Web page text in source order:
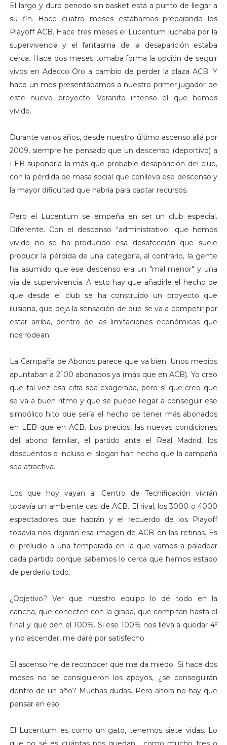
El largo y duro periodo sin basket está a punto de llegar a
su fin. Hace cuatro meses estábamos preparando los
Playoff ACB. Hace tres meses el Lucentum luchaba por la
supervivencia y el fantasma de la desaparición estaba
cerca. Hace dos meses tomaba forma la opción de seguir
vivos en Adecco Oro a cambio de perder la plaza ACB. Y
hace un mes presentábamos a nuestro primer jugador de
este nuevo proyecto. Veranito intenso el que hemos
vivido.
Durante varios años, desde nuestro último ascenso allá por
2009, siempre he pensado que un descenso (deportivo) a
LEB supondría la más que probable desaparición del club,
con la pérdida de masa social que conlleva ese descenso y
la mayor dificultad que habría para captar recursos.
Pero el Lucentum se empeña en ser un club especial.
Diferente. Con el descenso "administrativo" que hemos
vivido no se ha producido esa desafección que suele
producir la pérdida de una categoría, al contrario, la gente
ha asumido que ese descenso era un "mal menor" y una
via de supervivencia. A esto hay que añadirle el hecho de
que desde el club se ha construido un proyecto que
ilusiona, que deja la sensación de que se va a competir por
estar arriba, dentro de las limitaciones económicas que
nos rodean.
La Campaña de Abonos parece que va bien. Unos medios
apuntaban a 2100 abonados ya (más que en ACB). Yo creo
que tal vez esa cifra sea exagerada, pero sí que creo que
se va a buen ritmo y que se puede llegar a conseguir ese
simbólico hito que sería el hecho de tener más abonados
en LEB que en ACB. Los precios, las nuevas condiciones
del abono familiar, el partido ante el Real Madrid, los
descuentos e incluso el slogan han hecho que la campaña
sea atractiva.
Los que hoy vayan al Centro de Tecnificación vivirán
todavía un ambiente casi de ACB. El rival, los 3000 o 4000
espectadores que habrán y el recuerdo de los Playoff
todavía nos dejarán esa imagen de ACB en las retinas. Es
el preludio a una temporada en la que vamos a paladear
cada partido porque sabemos lo cerca que hemos estado
de perderlo todo.
¿Objetivo? Ver que nuestro equipo lo dé todo en la
cancha, que conecten con la grada, que compitan hasta el
final y que den el 100%. Si ese 100% nos lleva a quedar 4º
y no ascender, me daré por satisfecho.
El ascenso he de reconocer que me da miedo. Si hace dos
meses no se consiguieron los apoyos, ¿se conseguirán
dentro de un año? Muchas dudas. Pero ahora no hay que
pensar en eso.
El Lucentum es como un gato, tenemos siete vidas. Lo